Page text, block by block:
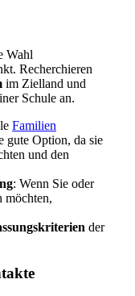
Wahl
Recherchieren
im Zielland und
Schule an.
Familien
gute Option, da sie
und den
: Wenn Sie oder
möchten,
der